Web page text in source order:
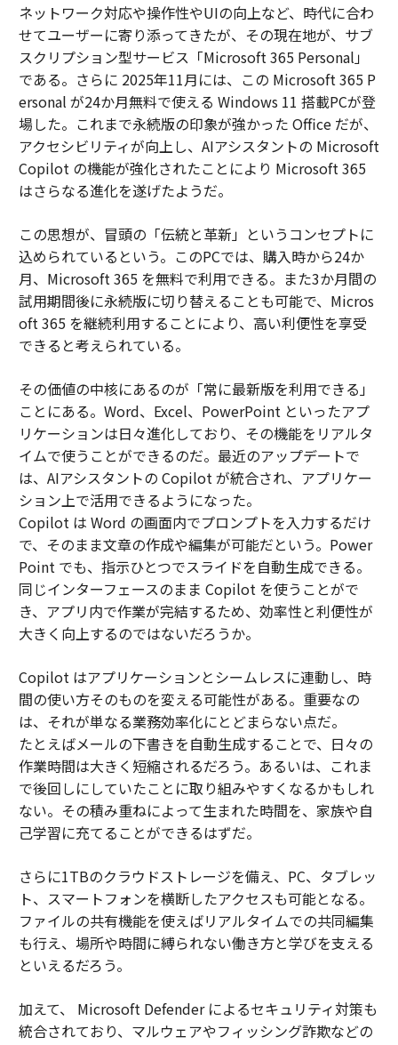
ネットワーク対応や操作性やUIの向上など、時代に合わ
せてユーザーに寄り添ってきたが、その現在地が、サブ
スクリプション型サービス「Microsoft 365 Personal」
である。さらに 2025年11月には、この Microsoft 365 P
ersonal が24か月無料で使える Windows 11 搭載PCが登
場した。これまで永続版の印象が強かった Office だが、
アクセシビリティが向上し、AIアシスタントの Microsoft
Copilot の機能が強化されたことにより Microsoft 365
はさらなる進化を遂げたようだ。
この思想が、冒頭の「伝統と革新」というコンセプトに
込められているという。このPCでは、購入時から24か
月、Microsoft 365 を無料で利用できる。また3か月間の
試用期間後に永続版に切り替えることも可能で、Micros
oft 365 を継続利用することにより、高い利便性を享受
できると考えられている。
その価値の中核にあるのが「常に最新版を利用できる」
ことにある。Word、Excel、PowerPoint といったアプ
リケーションは日々進化しており、その機能をリアルタ
イムで使うことができるのだ。最近のアップデートで
は、AIアシスタントの Copilot が統合され、アプリケー
ション上で活用できるようになった。
Copilot は Word の画面内でプロンプトを入力するだけ
で、そのまま文章の作成や編集が可能だという。Power
Point でも、指示ひとつでスライドを自動生成できる。
同じインターフェースのまま Copilot を使うことがで
き、アプリ内で作業が完結するため、効率性と利便性が
大きく向上するのではないだろうか。
Copilot はアプリケーションとシームレスに連動し、時
間の使い方そのものを変える可能性がある。重要なの
は、それが単なる業務効率化にとどまらない点だ。
たとえばメールの下書きを自動生成することで、日々の
作業時間は大きく短縮されるだろう。あるいは、これま
で後回しにしていたことに取り組みやすくなるかもしれ
ない。その積み重ねによって生まれた時間を、家族や自
己学習に充てることができるはずだ。
さらに1TBのクラウドストレージを備え、PC、タブレッ
ト、スマートフォンを横断したアクセスも可能となる。
ファイルの共有機能を使えばリアルタイムでの共同編集
も行え、場所や時間に縛られない働き方と学びを支える
といえるだろう。
加えて、 Microsoft Defender によるセキュリティ対策も
統合されており、マルウェアやフィッシング詐欺などの